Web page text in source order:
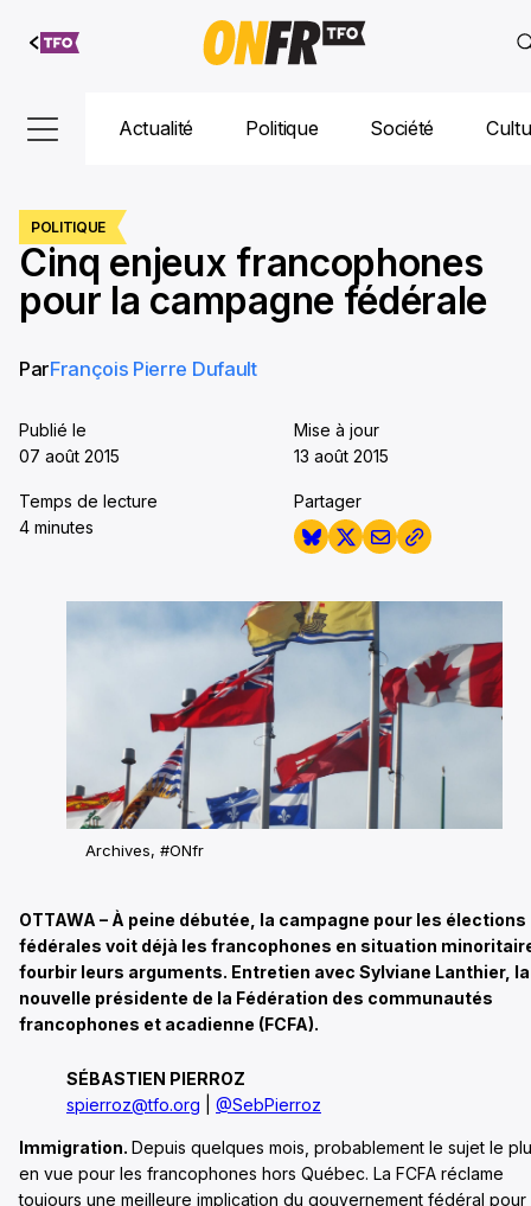
Aller au
contenu
Actualité Politique Société
POLITIQUE
Cinq enjeux francophones
pour la campagne fédérale
ParFrançois Pierre Dufault
Publié le
07 août 2015
Mise à jour
13 août 2015
Temps de lecture
4 minutes
Partager
Archives, #ONfr
OTTAWA – À peine débutée, la campagne pour les élections
fédérales voit déjà les francophones en situation
fourbir leurs arguments. Entretien avec Sylviane Lanthier, la
nouvelle présidente de la Fédération des communautés
francophones et acadienne (FCFA).
SÉBASTIEN PIERROZ
spierroz@tfo.org
@SebPierroz
Immigration. Depuis quelques mois, probablement le sujet le
en vue pour les francophones hors Québec. La FCFA réclame
toujours une meilleure implication du gouvernement fédéral pour